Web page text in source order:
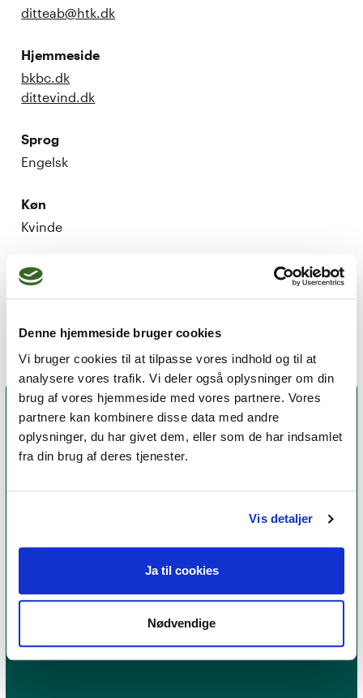
Denne hjemmeside bruger cookies
Vi bruger cookies til at tilpasse vores indhold og til at
analysere vores trafik. Vi deler også oplysninger om din
brug af vores hjemmeside med vores partnere. Vores
partnere kan kombinere disse data med andre
oplysninger, du har givet dem, eller som de har indsamlet
fra din brug af deres tjenester.
Vis detaljer
Ja til cookies
Nødvendige
ditteab@htk.dk
Hjemmeside
bkbc.dk
dittevind.dk
Sprog
Engelsk
Køn
Kvinde
Kognitiv- og metakognitiv terapi, med
inspiration fra andre former
Et medlemskab af Dansk Psykoterapeutforening
leve op til en række kriterier om uddannelse og
erfaring for at få lov til at kalde sig
MPF